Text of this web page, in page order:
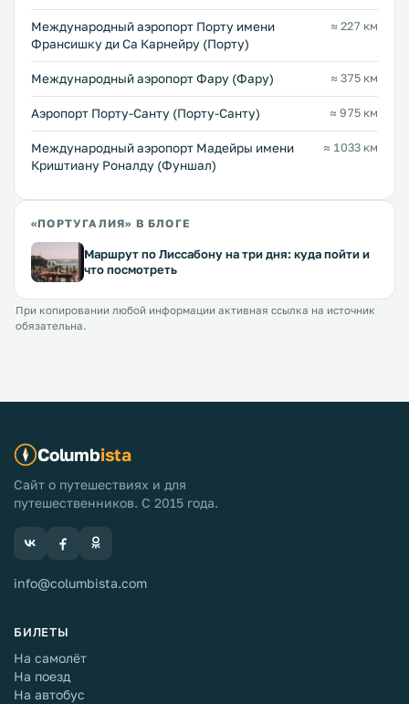
Международный аэропорт Порту имени
Франсишку ди Са Карнейру (Порту)
≈ 227 км
Международный аэропорт Фару (Фару) ≈ 375 км
Аэропорт Порту-Санту (Порту-Санту) ≈ 975 км
Международный аэропорт Мадейры имени
Криштиану Роналду (Фуншал)
≈ 1033 км
«ПОРТУГАЛИЯ» В БЛОГЕ
Маршрут по Лиссабону на три дня: куда пойти и
что посмотреть
При копировании любой информации активная ссылка на источник
обязательна.
Columbista
Сайт о путешествиях и для
путешественников. С 2015 года.
info@columbista.com
БИЛЕТЫ
На самолёт
На поезд
На автобус